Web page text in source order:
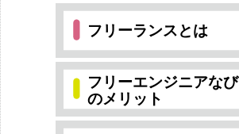
フリーランスとは
フリーエンジニアなび
のメリット